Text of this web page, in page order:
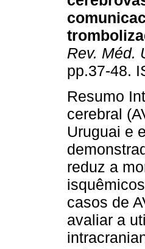
Rev. Méd.
pp.37-48.
Resumo
cerebral
Uruguai e
reduz a
casos de
avaliar a